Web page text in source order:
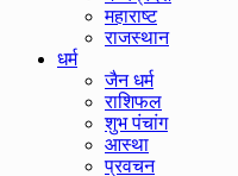
महाराष्ट
राजस्थान
धर्म
जैन धर्म
राशिफल
शुभ पंचांग
आस्था
प्रवचन